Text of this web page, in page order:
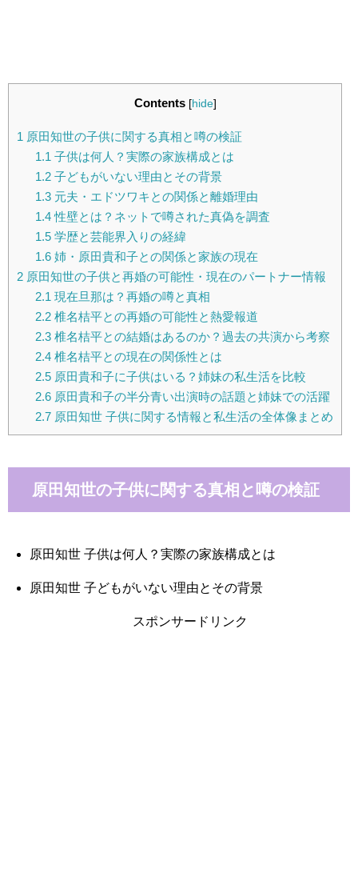
Contents [hide]
1 原田知世の子供に関する真相と噂の検証
1.1 子供は何人？実際の家族構成とは
1.2子どもがいない理由とその背景
1.3元夫・エドツワキとの関係と離婚理由
1.4性壁とは？ネットで噂された真偽を調査
1.5学歴と芸能界入りの経緯
1.6姉・原田貴和子との関係と家族の現在
2 原田知世の子供と再婚の可能性・現在のパートナー情報
2.1 現在旦那は？再婚の噂と真相
2.2椎名桔平との再婚の可能性と熱愛報道
2.3椎名桔平との結婚はあるのか？過去の共演から考察
2.4椎名桔平との現在の関係性とは
2.5原田貴和子に子供はいる？姉妹の私生活を比較
2.6原田貴和子の半分青い出演時の話題と姉妹での活躍
2.7原田知世 子供に関する情報と私生活の全体像まとめ
原田知世の子供に関する真相と噂の検証
原田知世 子供は何人？実際の家族構成とは
原田知世 子どもがいない理由とその背景
スポンサードリンク